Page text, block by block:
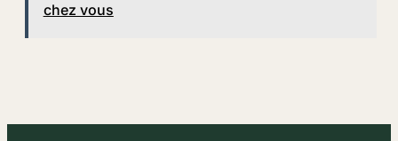
chez vous